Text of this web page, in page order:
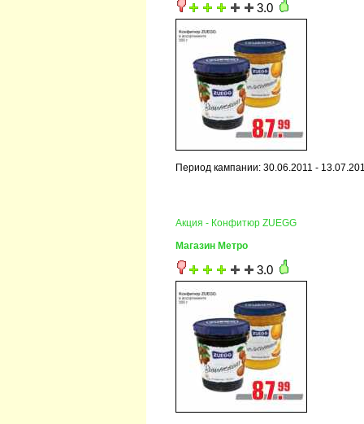
3.0
Период кампании: 30.06.2011 -
Акция - Конфитюр ZUEGG
Магазин Метро
3.0